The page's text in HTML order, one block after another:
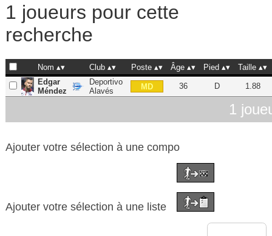
1 joueurs pour cette
recherche
Nom Club Poste Âge Pied
Taille
Edgar
Méndez
Deportivo
Alavés
MD 36 D 1.88
1
Ajouter votre sélection à une compo
Ajouter votre sélection à une liste